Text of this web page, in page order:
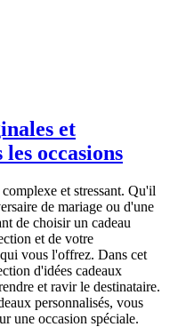
et
occasions
et stressant. Qu'il
de mariage ou d'une
de choisir un cadeau
et de votre
vous l'offrez. Dans cet
d'idées cadeaux
et ravir le destinataire.
personnalisés, vous
une occasion spéciale.